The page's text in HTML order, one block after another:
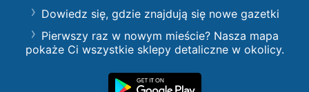
Dowiedz się, gdzie znajdują się nowe gazetki
Pierwszy raz w nowym mieście? Nasza mapa
pokaże Ci wszystkie sklepy detaliczne w okolicy.